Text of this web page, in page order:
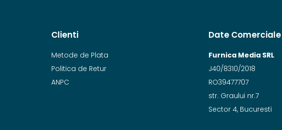
Clienti
Metode de Plata
Politica de Retur
ANPC
Date Comerciale
Furnica Media SRL
J40/8310/2018
RO39477707
str. Graului nr.7
Sector 4, Bucuresti